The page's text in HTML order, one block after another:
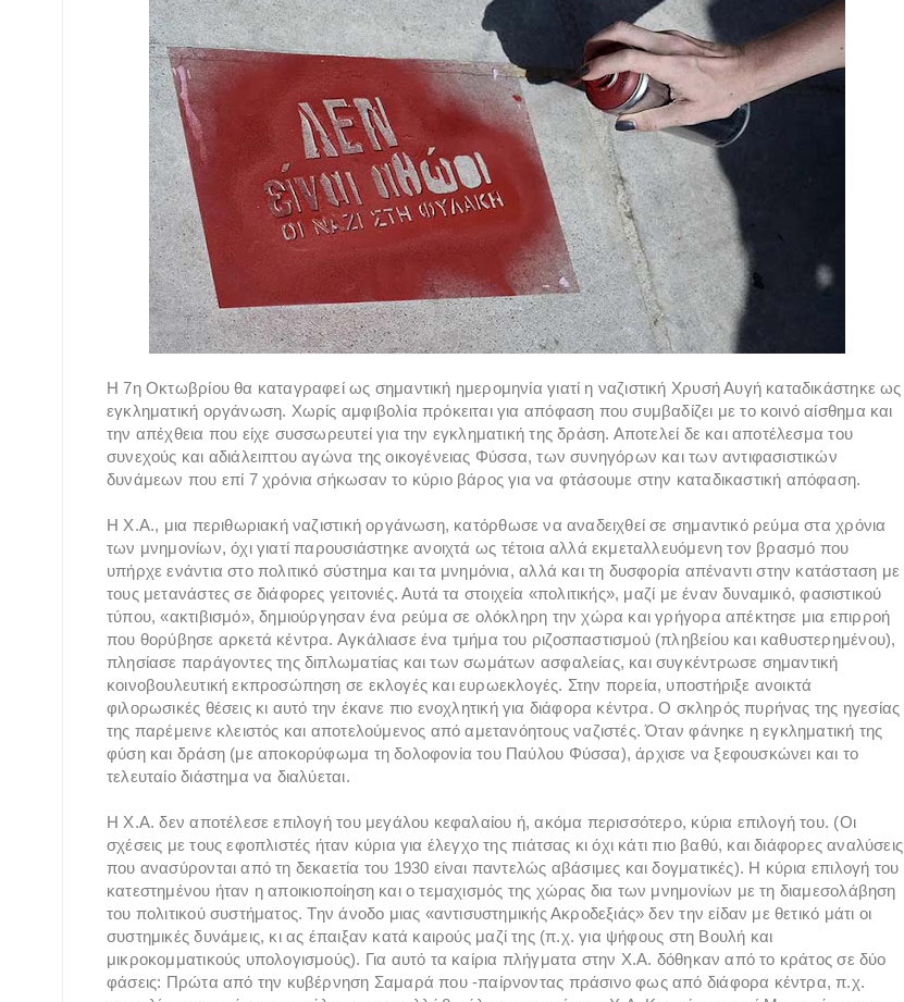
Η 7η Οκτωβρίου θα καταγραφεί ως σημαντική ημερομηνία γιατί η ναζιστική Χρυσή Αυγή καταδικάστηκε ως
εγκληματική οργάνωση. Χωρίς αμφιβολία πρόκειται για απόφαση που συμβαδίζει με το κοινό αίσθημα και
την απέχθεια που είχε συσσωρευτεί για την εγκληματική της δράση. Αποτελεί δε και αποτέλεσμα του
συνεχούς και αδιάλειπτου αγώνα της οικογένειας Φύσσα, των συνηγόρων και των αντιφασιστικών
δυνάμεων που επί 7 χρόνια σήκωσαν το κύριο βάρος για να φτάσουμε στην καταδικαστική απόφαση.
Η Χ.Α., μια περιθωριακή ναζιστική οργάνωση, κατόρθωσε να αναδειχθεί σε σημαντικό ρεύμα στα χρόνια
των μνημονίων, όχι γιατί παρουσιάστηκε ανοιχτά ως τέτοια αλλά εκμεταλλευόμενη τον βρασμό που
υπήρχε ενάντια στο πολιτικό σύστημα και τα μνημόνια, αλλά και τη δυσφορία απέναντι στην κατάσταση με
τους μετανάστες σε διάφορες γειτονιές. Αυτά τα στοιχεία «πολιτικής», μαζί με έναν δυναμικό, φασιστικού
τύπου, «ακτιβισμό», δημιούργησαν ένα ρεύμα σε ολόκληρη την χώρα και γρήγορα απέκτησε μια επιρροή
που θορύβησε αρκετά κέντρα. Αγκάλιασε ένα τμήμα του ριζοσπαστισμού (πληβείου και καθυστερημένου),
πλησίασε παράγοντες της διπλωματίας και των σωμάτων ασφαλείας, και συγκέντρωσε σημαντική
κοινοβουλευτική εκπροσώπηση σε εκλογές και ευρωεκλογές. Στην πορεία, υποστήριξε ανοικτά
φιλορωσικές θέσεις κι αυτό την έκανε πιο ενοχλητική για διάφορα κέντρα. Ο σκληρός πυρήνας της ηγεσίας
της παρέμεινε κλειστός και αποτελούμενος από αμετανόητους ναζιστές. Όταν φάνηκε η εγκληματική της
φύση και δράση (με αποκορύφωμα τη δολοφονία του Παύλου Φύσσα), άρχισε να ξεφουσκώνει και το
τελευταίο διάστημα να διαλύεται.
Η Χ.Α. δεν αποτέλεσε επιλογή του μεγάλου κεφαλαίου ή, ακόμα περισσότερο, κύρια επιλογή του. (Οι
σχέσεις με τους εφοπλιστές ήταν κύρια για έλεγχο της πιάτσας κι όχι κάτι πιο βαθύ, και διάφορες αναλύσεις
που ανασύρονται από τη δεκαετία του 1930 είναι παντελώς αβάσιμες και δογματικές). Η κύρια επιλογή του
κατεστημένου ήταν η αποικιοποίηση και ο τεμαχισμός της χώρας δια των μνημονίων με τη διαμεσολάβηση
του πολιτικού συστήματος. Την άνοδο μιας «αντισυστημικής Ακροδεξιάς» δεν την είδαν με θετικό μάτι οι
συστημικές δυνάμεις, κι ας έπαιξαν κατά καιρούς μαζί της (π.χ. για ψήφους στη Βουλή και
μικροκομματικούς υπολογισμούς). Για αυτό τα καίρια πλήγματα στην Χ.Α. δόθηκαν από το κράτος σε δύο
φάσεις: Πρώτα από την κυβέρνηση Σαμαρά που -παίρνοντας πράσινο φως από διάφορα κέντρα, π.χ.